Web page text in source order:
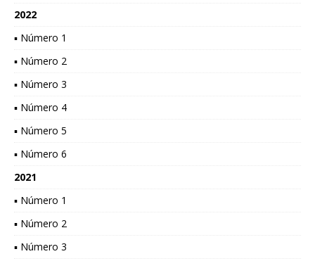
2022
▪ Número 1
▪ Número 2
▪ Número 3
▪ Número 4
▪ Número 5
▪ Número 6
2021
▪ Número 1
▪ Número 2
▪ Número 3